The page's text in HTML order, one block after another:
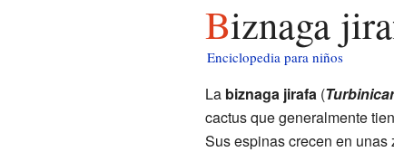
Biznaga
Enciclopedia para niños
La biznaga jirafa(
cactus que generalmente
Sus espinas crecen en